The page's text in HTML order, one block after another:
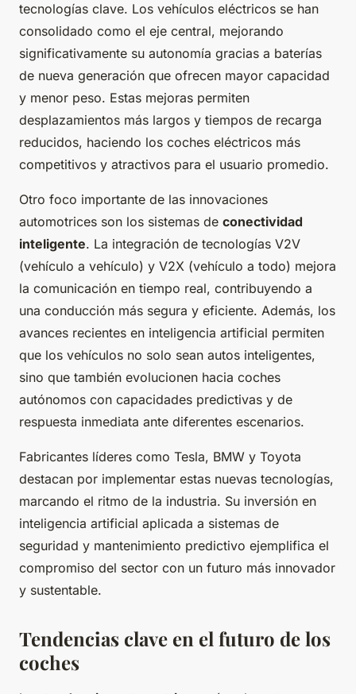
tecnologías clave. Los vehículos eléctricos se han
consolidado como el eje central, mejorando
significativamente su autonomía gracias a baterías
de nueva generación que ofrecen mayor capacidad
y menor peso. Estas mejoras permiten
desplazamientos más largos y tiempos de recarga
reducidos, haciendo los coches eléctricos más
competitivos y atractivos para el usuario promedio.
Otro foco importante de las innovaciones
automotrices son los sistemas de conectividad
inteligente. La integración de tecnologías V2V
(vehículo a vehículo) y V2X (vehículo a todo) mejora
la comunicación en tiempo real, contribuyendo a
una conducción más segura y eficiente. Además, los
avances recientes en inteligencia artificial permiten
que los vehículos no solo sean autos inteligentes,
sino que también evolucionen hacia coches
autónomos con capacidades predictivas y de
respuesta inmediata ante diferentes escenarios.
Fabricantes líderes como Tesla, BMW y Toyota
destacan por implementar estas nuevas tecnologías,
marcando el ritmo de la industria. Su inversión en
inteligencia artificial aplicada a sistemas de
seguridad y mantenimiento predictivo ejemplifica el
compromiso del sector con un futuro más innovador
y sustentable.
Tendencias clave en el futuro de los
coches